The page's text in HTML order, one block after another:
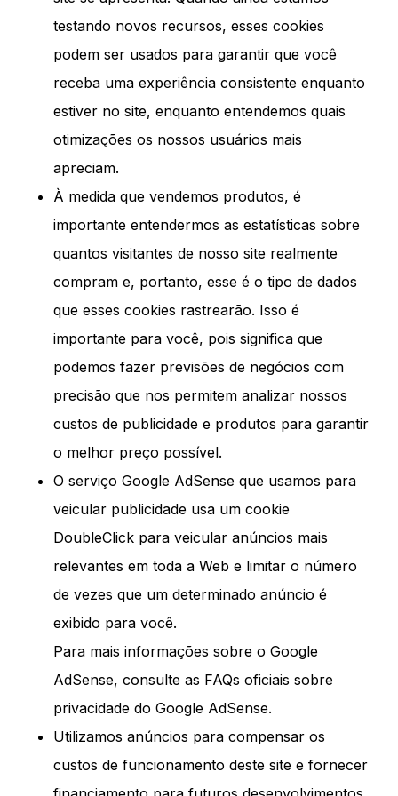
testando novos recursos, esses cookies
podem ser usados ​​para garantir que você
receba uma experiência consistente enquanto
estiver no site, enquanto entendemos quais
otimizações os nossos usuários mais
apreciam.
À medida que vendemos produtos, é
importante entendermos as estatísticas sobre
quantos visitantes de nosso site realmente
compram e, portanto, esse é o tipo de dados
que esses cookies rastrearão. Isso é
importante para você, pois significa que
podemos fazer previsões de negócios com
precisão que nos permitem analizar nossos
custos de publicidade e produtos para garantir
o melhor preço possível.
O serviço Google AdSense que usamos para
veicular publicidade usa um cookie
DoubleClick para veicular anúncios mais
relevantes em toda a Web e limitar o número
de vezes que um determinado anúncio é
exibido para você.
Para mais informações sobre o Google
AdSense, consulte as FAQs oficiais sobre
privacidade do Google AdSense.
Utilizamos anúncios para compensar os
custos de funcionamento deste site e fornecer